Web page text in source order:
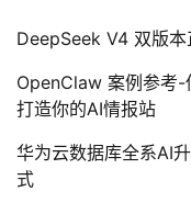
DeepSeek V4 双版
OpenClaw 案例参考-
打造你的AI情报站
华为云数据库全系AI
式